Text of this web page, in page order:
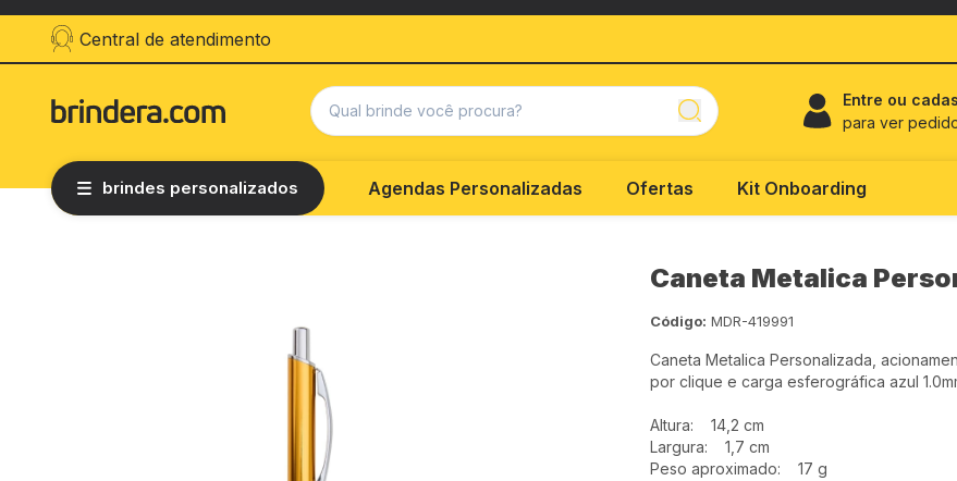
Central de atendimento
Entre ou
para ver
brindes personalizados Agendas Personalizadas Ofertas Kit Onboarding
Caneta Metalica
Código: MDR-419991
Caneta Metalica Personalizada,
por clique e carga esferográfica azul
Altura: 14,2 cm
Largura: 1,7 cm
Peso aproximado: 17 g